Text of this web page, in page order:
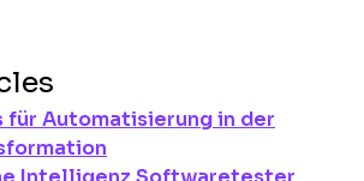
für Automatisierung in der